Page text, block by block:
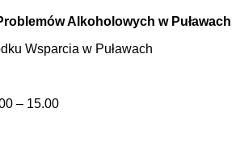
Alkoholowych w Puławach
Wsparcia w Puławach
– 15.00